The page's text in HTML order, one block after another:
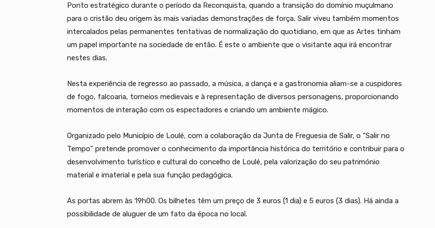
Ponto estratégico durante o período da Reconquista, quando a transição do domínio muçulmano
para o cristão deu origem às mais variadas demonstrações de força, Salir viveu também momentos
intercalados pelas permanentes tentativas de normalização do quotidiano, em que as Artes tinham
um papel importante na sociedade de então. É este o ambiente que o visitante aqui irá encontrar
nestes dias.
Nesta experiência de regresso ao passado, a música, a dança e a gastronomia aliam-se a cuspidores
de fogo, falcoaria, torneios medievais e à representação de diversos personagens, proporcionando
momentos de interação com os espectadores e criando um ambiente mágico.
Organizado pelo Município de Loulé, com a colaboração da Junta de Freguesia de Salir, o “Salir no
Tempo” pretende promover o conhecimento da importância histórica do território e contribuir para o
desenvolvimento turístico e cultural do concelho de Loulé, pela valorização do seu património
material e imaterial e pela sua função pedagógica.
As portas abrem às 19h00. Os bilhetes têm um preço de 3 euros (1 dia) e 5 euros (3 dias). Há ainda a
possibilidade de aluguer de um fato da época no local.